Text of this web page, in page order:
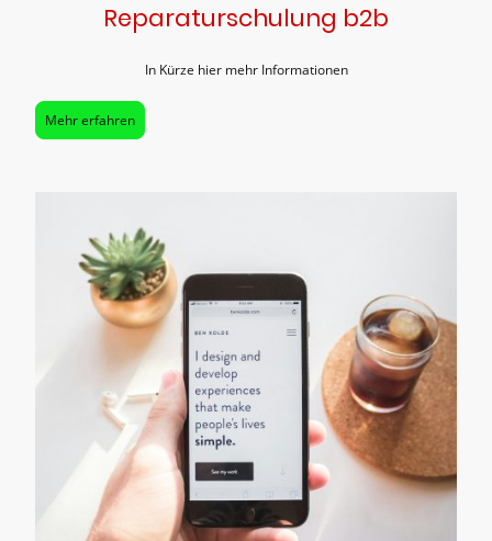
Reparaturschulung b2b
In Kürze hier mehr Informationen
Mehr erfahren